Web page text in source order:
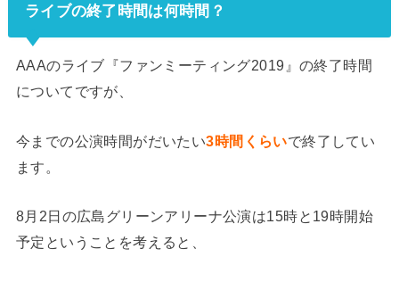
ライブの終了時間は何時間？
AAAのライブ『ファンミーティング2019』の終了時間
についてですが、
今までの公演時間がだいたい3時間くらいで終了してい
ます。
8月2日の広島グリーンアリーナ公演は15時と19時開始
予定ということを考えると、